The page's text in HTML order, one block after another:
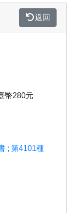
返回
幣280元
; 第4101種